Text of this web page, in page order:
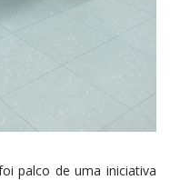
palco de uma iniciativa